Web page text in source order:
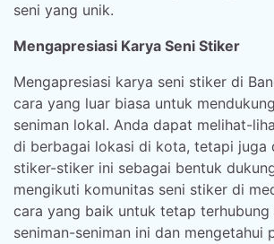
seni yang unik.
Mengapresiasi Karya Seni Stiker
Mengapresiasi karya seni stiker di
cara yang luar biasa untuk
seniman lokal. Anda dapat melihat-
di berbagai lokasi di kota, tetapi juga
stiker-stiker ini sebagai bentuk
mengikuti komunitas seni stiker di
cara yang baik untuk tetap terhubung
seniman-seniman ini dan mengetahui